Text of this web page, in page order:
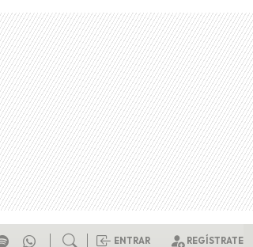
ENTRAR REGÍSTRATE